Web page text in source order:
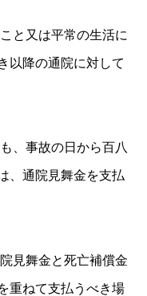
と又は平常の生活に
以降の通院に対して
、事故の日から百八
、通院見舞金を支払
見舞金と死亡補償金
重ねて支払うべき場